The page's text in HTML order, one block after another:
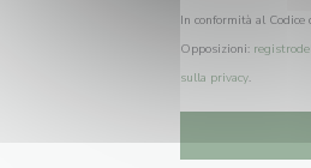
In conformità al
Opposizioni:
sulla privacy.